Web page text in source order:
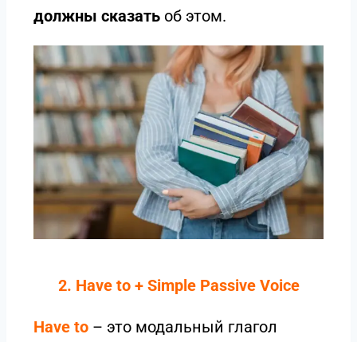
должны сказать об этом.
2. Have to + Simple Passive Voice
Have to – это модальный глагол